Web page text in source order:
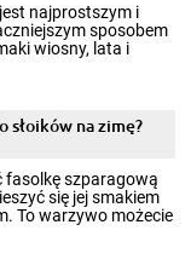
najprostszym i
sposobem
wiosny, lata i
nimi oko w sezonie
cieplejszych
słoików ze
zachować świeżość
słoików na zimę?
fasolkę szparagową
się jej smakiem
To warzywo możecie